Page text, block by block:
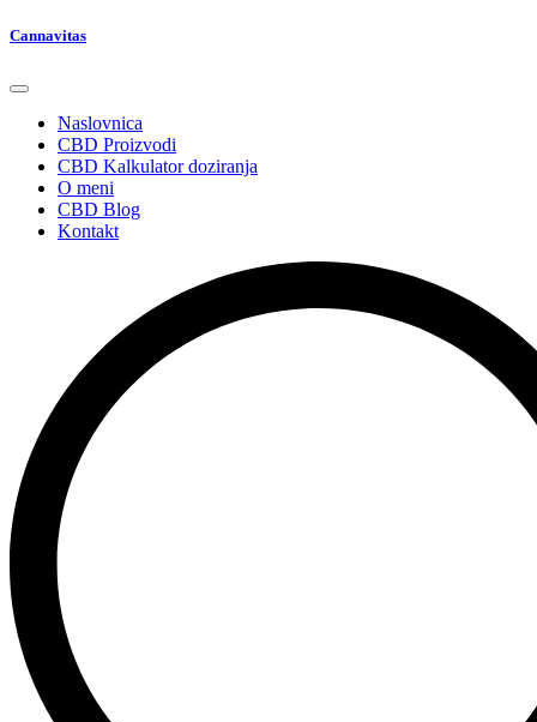
Cannavitas
Naslovnica
CBD Proizvodi
CBD Kalkulator doziranja
O meni
CBD Blog
Kontakt